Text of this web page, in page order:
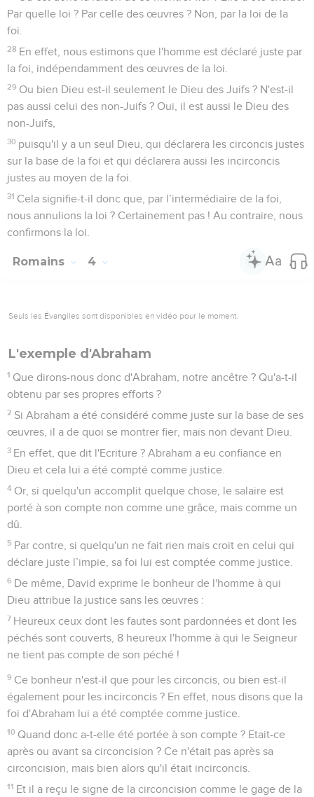
Par quelle loi ? Par celle des œuvres ? Non, par la loi de la
foi.
28 En effet, nous estimons que l'homme est déclaré juste par
la foi, indépendamment des œuvres de la loi.
29 Ou bien Dieu est-il seulement le Dieu des Juifs ? N'est-il
pas aussi celui des non-Juifs ? Oui, il est aussi le Dieu des
non-Juifs,
30 puisqu'il y a un seul Dieu, qui déclarera les circoncis justes
sur la base de la foi et qui déclarera aussi les incirconcis
justes au moyen de la foi.
31 Cela signifie-t-il donc que, par l’intermédiaire de la foi,
nous annulions la loi ? Certainement pas ! Au contraire, nous
confirmons la loi.
Romains 4
Seuls les Évangiles sont disponibles en vidéo pour le moment.
L'exemple d'Abraham
1 Que dirons-nous donc d'Abraham, notre ancêtre ? Qu'a-t-il
obtenu par ses propres efforts ?
2 Si Abraham a été considéré comme juste sur la base de ses
œuvres, il a de quoi se montrer fier, mais non devant Dieu.
3 En effet, que dit l'Ecriture ? Abraham a eu confiance en
Dieu et cela lui a été compté comme justice.
4 Or, si quelqu'un accomplit quelque chose, le salaire est
porté à son compte non comme une grâce, mais comme un
dû.
5 Par contre, si quelqu'un ne fait rien mais croit en celui qui
déclare juste l’impie, sa foi lui est comptée comme justice.
6 De même, David exprime le bonheur de l'homme à qui
Dieu attribue la justice sans les œuvres :
7 Heureux ceux dont les fautes sont pardonnées et dont les
péchés sont couverts, 8 heureux l'homme à qui le Seigneur
ne tient pas compte de son péché !
9 Ce bonheur n'est-il que pour les circoncis, ou bien est-il
également pour les incirconcis ? En effet, nous disons que la
foi d'Abraham lui a été comptée comme justice.
10 Quand donc a-t-elle été portée à son compte ? Etait-ce
après ou avant sa circoncision ? Ce n'était pas après sa
circoncision, mais bien alors qu'il était incirconcis.
11 Et il a reçu le signe de la circoncision comme le gage de la